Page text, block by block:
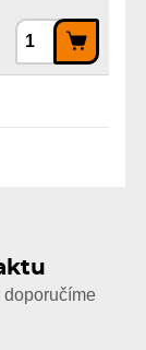
doporučíme